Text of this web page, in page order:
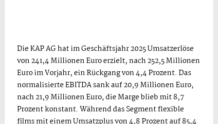
Die KAP AG hat im Geschäftsjahr 2025 Umsatzerlöse
von 241,4 Millionen Euro erzielt, nach 252,5 Millionen
Euro im Vorjahr, ein Rückgang von 4,4 Prozent. Das
normalisierte EBITDA sank auf 20,9 Millionen Euro,
nach 21,9 Millionen Euro, die Marge blieb mit 8,7
Prozent konstant. Während das Segment flexible
films mit einem Umsatzplus von 4,8 Prozent auf 85,4